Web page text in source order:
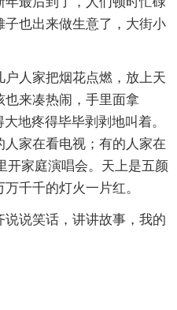
也出来做生意了，大街小
人家把烟花点燃，放上天
来凑热闹，手里面拿
地疼得毕毕剥剥地叫着。
家在看电视；有的人家在
开家庭演唱会。天上是五颜
千千的灯火一片红。
说笑话，讲讲故事，我的